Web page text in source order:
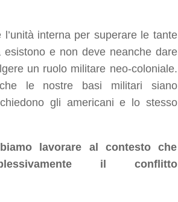
l’unità interna per superare le tante
esistono e non deve neanche dare
un ruolo militare neo-coloniale.
le nostre basi militari siano
gli americani e lo stesso
lavorare al contesto che
il conflitto